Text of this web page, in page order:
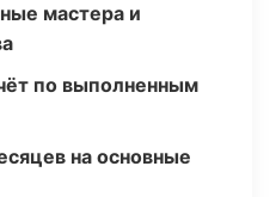
мастера и
по выполненным
на основные